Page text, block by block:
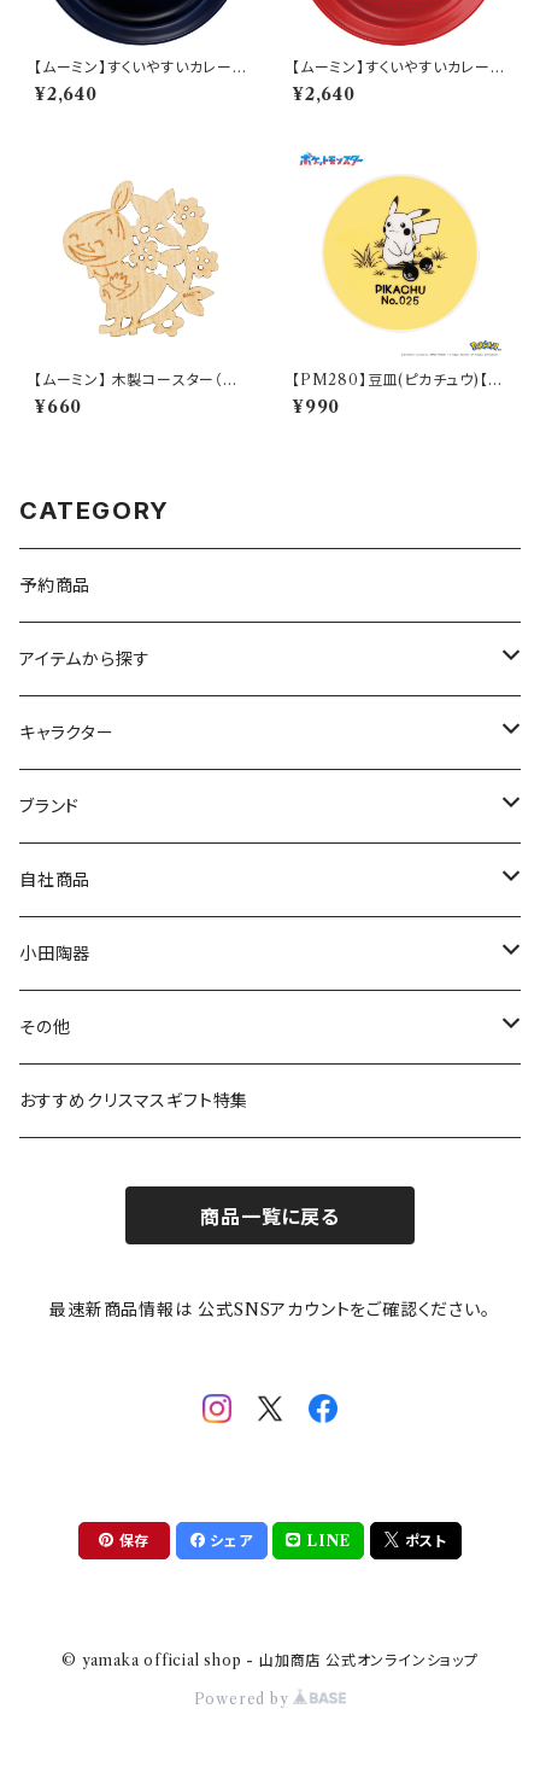
【ムーミン】すくいやすいカレー皿
（スナフキン）【MM9000】MM
9003-320
¥2,640
【ムーミン】すくいやすいカレー皿
（リトルミィ）【MM9000】MM
9002-320
¥2,640
【ムーミン】 木製コースター（リト
ルミイ）【木製コースター】
¥660
【PM280】豆皿(ピカチュウ)【D
aily Sketch】PM284-333
¥990
CATEGORY
予約商品
アイテムから探す
九谷焼
マグ＆カップ
プレート
ボウル
ガラスウェア
カトラリー
キャラクター
ムーミン
80th記念アイテム
リトルミイの日記念アイテム
MOOMIN ANIMATION
スヌーピー
ピーターラビット
ポケットモンスター
mofusand（モフサンド）
mofsand×日比谷花壇
ちびまる子ちゃんandクレヨンしんちゃん
ブランド
LA AMYS(エミーズ)
LISA LARSON(リサラーソン)
LAURA ASHLEY(ローラ アシュレイ)
Finlayson(フィンレイソン)
HANAE MORI(ハナエモリ)
THE BEATLES(ザ・ビートルズ)
【山加商店×yaeko】migratory bird
自社商品
ねこ企画
Cecera(セセラ)
CELEC(セレック)
隅切り重箱
HAPPY DINING(ハッピーダイニング)
小田陶器
さざなみ
吉祥
メイメイウェア
SoSo(ソソ）
その他
リサイクル食器
おすすめクリスマスギフト特集
商品一覧に戻る
最速新商品情報は 公式SNSアカウントをご確認ください。
保存 シェア LINE ポスト
© yamaka official shop - 山加商店 公式オンラインショップ
Powered by